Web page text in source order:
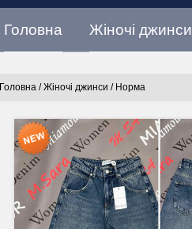
Головна Жіночі джинси
Головна / Жіночі джинси / Норма